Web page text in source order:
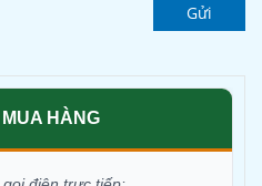
Gửi
HÀNG